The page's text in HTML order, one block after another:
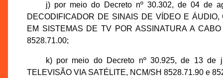
j) por meio do Decreto nº 30.302, de 04 de
DECODIFICADOR DE SINAIS DE VÍDEO E
EM SISTEMAS DE TV POR ASSINATURA A
8528.71.00;
k) por meio do Decreto nº 30.925, de 13 de
TELEVISÃO VIA SATÉLITE, NCM/SH 8528.71.90 e